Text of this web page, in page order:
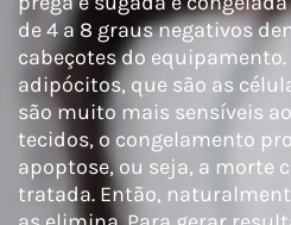
de 4 a 8 graus negativos
cabeçotes do equipamento.
adipócitos, que são as
são muito mais sensíveis
tecidos, o congelamento
apoptose, ou seja, a morte
tratada. Então,